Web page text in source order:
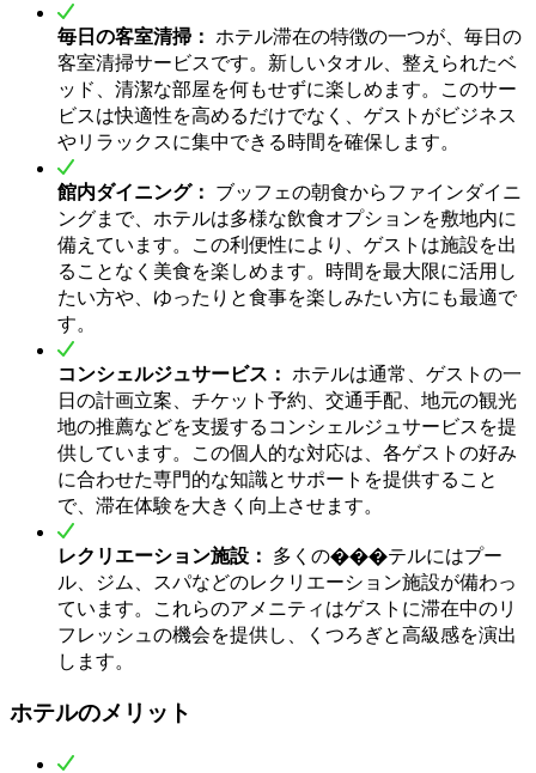
毎日の客室清掃： ホテル滞在の特徴の一つが、毎日の
客室清掃サービスです。新しいタオル、整えられたベ
ッド、清潔な部屋を何もせずに楽しめます。このサー
ビスは快適性を高めるだけでなく、ゲストがビジネス
やリラックスに集中できる時間を確保します。
館内ダイニング： ブッフェの朝食からファインダイニ
ングまで、ホテルは多様な飲食オプションを敷地内に
備えています。この利便性により、ゲストは施設を出
ることなく美食を楽しめます。時間を最大限に活用し
たい方や、ゆったりと食事を楽しみたい方にも最適で
す。
コンシェルジュサービス： ホテルは通常、ゲストの一
日の計画立案、チケット予約、交通手配、地元の観光
地の推薦などを支援するコンシェルジュサービスを提
供しています。この個人的な対応は、各ゲストの好み
に合わせた専門的な知識とサポートを提供すること
で、滞在体験を大きく向上させます。
レクリエーション施設： 多くの���テルにはプー
ル、ジム、スパなどのレクリエーション施設が備わっ
ています。これらのアメニティはゲストに滞在中のリ
フレッシュの機会を提供し、くつろぎと高級感を演出
します。
ホテルのメリット